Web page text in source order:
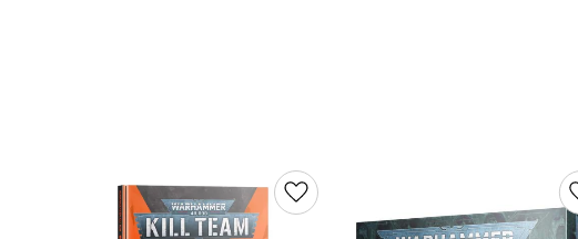
Lägg till i favoriter